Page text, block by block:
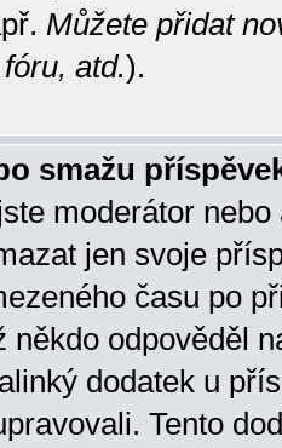
Můžete přidat
atd.).
smažu
moderátor
jen svoje
času po
někdo odpověděl
dodatek u
Tento